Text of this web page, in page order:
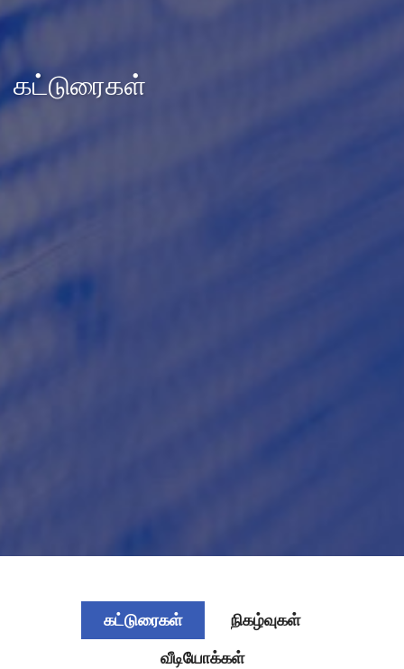
கட்டுரைகள்
கட்டுரைகள்
நிகழ்வுகள்
வீடியோக்கள்